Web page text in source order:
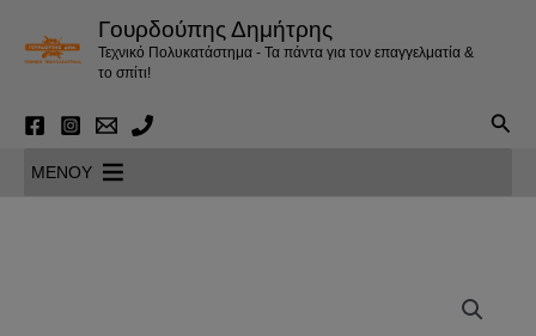
περιεχόμενο
Γουρδούπης Δημήτρης
Τεχνικό Πολυκατάστημα - Τα πάντα για τον επαγγελματία &
το σπίτι!
MENOY